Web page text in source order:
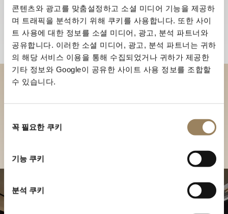
콘텐츠와 광고를 맞춤설정하고 소셜 미디어 기능을 제공하
며 트래픽을 분석하기 위해 쿠키를 사용합니다. 또한 사이
트 사용에 대한 정보를 소셜 미디어, 광고, 분석 파트너와
공유합니다. 이러한 소셜 미디어, 광고, 분석 파트너는 귀하
의 해당 서비스 이용을 통해 수집되었거나 귀하가 제공한
기타 정보와 Google이 공유한 사이트 사용 정보를 조합할
수 있습니다.
꼭 필요한 쿠키
기능 쿠키
분석 쿠키